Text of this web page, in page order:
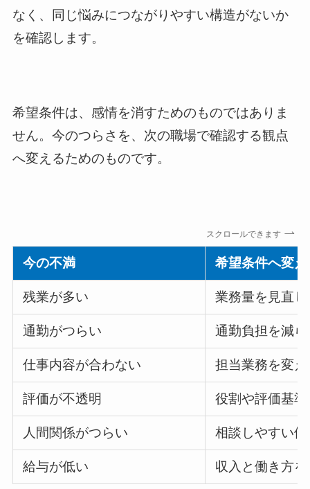
なく、同じ悩みにつながりやすい構造がないか
を確認します。
希望条件は、感情を消すためのものではありま
せん。今のつらさを、次の職場で確認する観点
へ変えるためのものです。
スクロールできます
今の不満 希望条件へ変
残業が多い 業務量を見直
通勤がつらい 通勤負担を減
仕事内容が合わない 担当業務を変
評価が不透明 役割や評価基
人間関係がつらい 相談しやすい
給与が低い 収入と働き方